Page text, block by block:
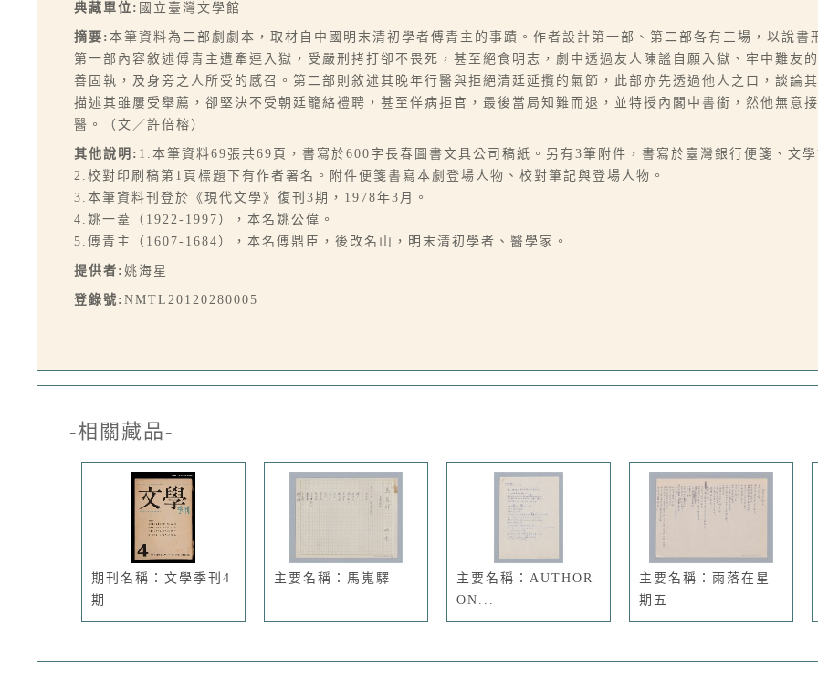
典藏單位: 國立臺灣文學館
摘要: 本筆資料為二部劇劇本，取材自中國明末清初學者傅青主的事蹟。作者設計第一部、第二部各有三場，以說
第一部內容敘述傅青主遭牽連入獄，受嚴刑拷打卻不畏死，甚至絕食明志，劇中透過友人陳謐自願入獄、牢中難友
善固執，及身旁之人所受的感召。第二部則敘述其晚年行醫與拒絕清廷延攬的氣節，此部亦先透過他人之口，談論
描述其雖屢受舉薦，卻堅決不受朝廷籠絡禮聘，甚至佯病拒官，最後當局知難而退，並特授內閣中書銜，然他無意
醫。（文／許倍榕）
其他說明: 1.本筆資料69張共69頁，書寫於600字長春圖書文具公司稿紙。另有3筆附件，書寫於臺灣銀行便箋、文
2.校對印刷稿第1頁標題下有作者署名。附件便箋書寫本劇登場人物、校對筆記與登場人物。
3.本筆資料刊登於《現代文學》復刊3期，1978年3月。
4.姚一葦（1922-1997），本名姚公偉。
5.傅青主（1607-1684），本名傅鼎臣，後改名山，明末清初學者、醫學家。
提供者: 姚海星
登錄號: NMTL20120280005
-相關藏品-
期刊名稱：文學季刊4
期
主要名稱：馬嵬驛
主要名稱：AUTHOR
ON...
主要名稱：雨落在星
期五